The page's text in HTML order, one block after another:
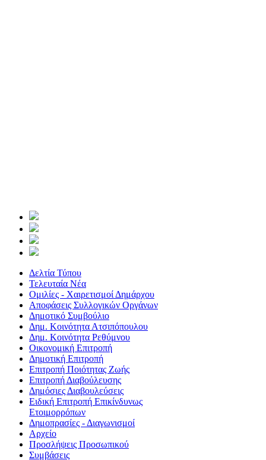
Δελτία Τύπου
Τελευταία Νέα
Ομιλίες - Χαιρετισμοί Δημάρχου
Αποφάσεις Συλλογικών Οργάνων
Δημοτικό Συμβούλιο
Δημ. Κοινότητα Ατσιπόπουλου
Δημ. Κοινότητα Ρεθύμνου
Οικονομική Επιτροπή
Δημοτική Επιτροπή
Επιτροπή Ποιότητας Ζωής
Επιτροπή Διαβούλευσης
Δημόσιες Διαβουλεύσεις
Ειδική Επιτροπή Επικίνδυνως
Ετοιμορρόπων
Δημοπρασίες - Διαγωνισμοί
Αρχείο
Προσλήψεις Προσωπικού
Συμβάσεις